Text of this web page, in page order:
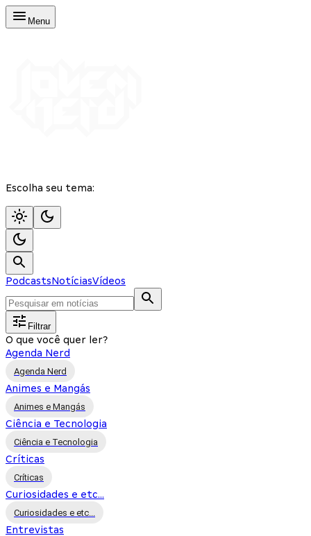
Menu
Escolha seu tema:
PodcastsNotíciasVídeos
Filtrar
O que você quer ler?
Agenda Nerd
Agenda Nerd
Animes e Mangás
Animes e Mangás
Ciência e Tecnologia
Ciência e Tecnologia
Críticas
Críticas
Curiosidades e etc...
Curiosidades e etc...
Entrevistas